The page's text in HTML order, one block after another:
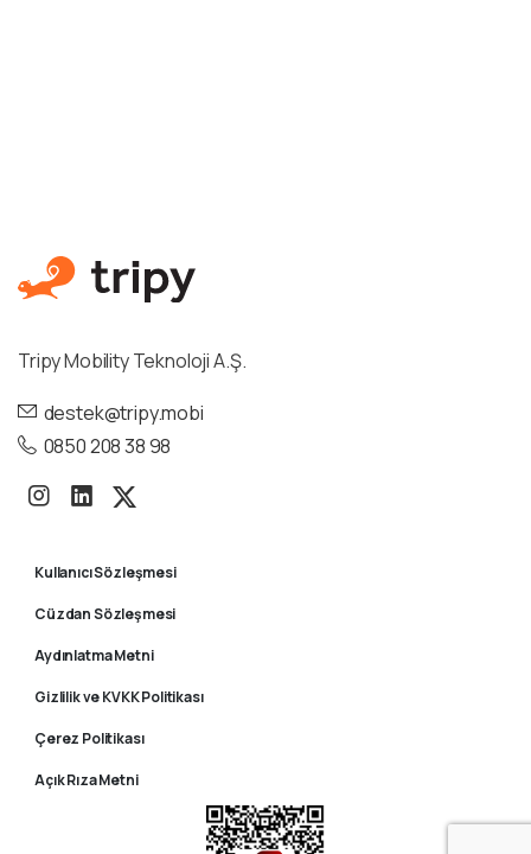
Tripy Mobility Teknoloji A.Ş.
destek@tripy.mobi
0850 208 38 98
Kullanıcı Sözleşmesi
Cüzdan Sözleşmesi
Aydınlatma Metni
Gizlilik ve KVKK Politikası
Çerez Politikası
Açık Rıza Metni